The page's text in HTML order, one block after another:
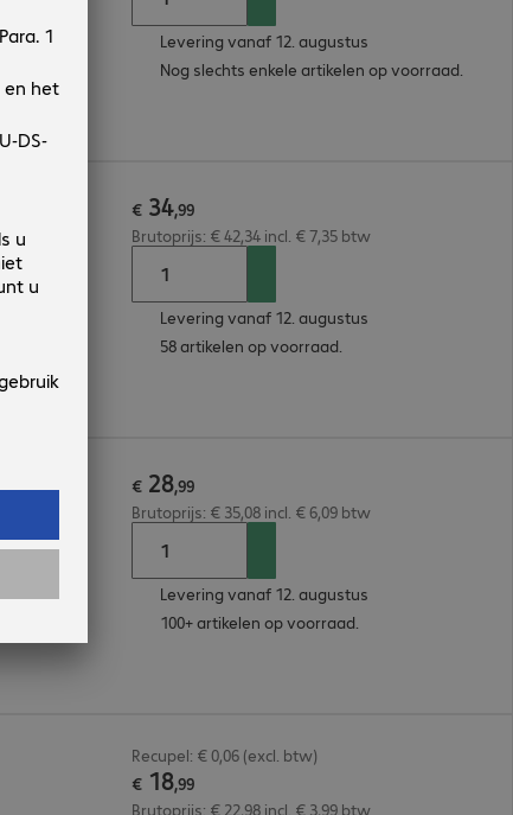
Levering vanaf 12. augustus
Nog slechts enkele artikelen op voorraad.
€ 34,99
Brutoprijs: € 42,34 incl. € 7,35 btw
Levering vanaf 12. augustus
58 artikelen op voorraad.
€ 28,99
Brutoprijs: € 35,08 incl. € 6,09 btw
Levering vanaf 12. augustus
100+ artikelen op voorraad.
Recupel: € 0,06 (excl. btw)
€ 18,99
Brutoprijs: € 22,98 incl. € 3,99 btw